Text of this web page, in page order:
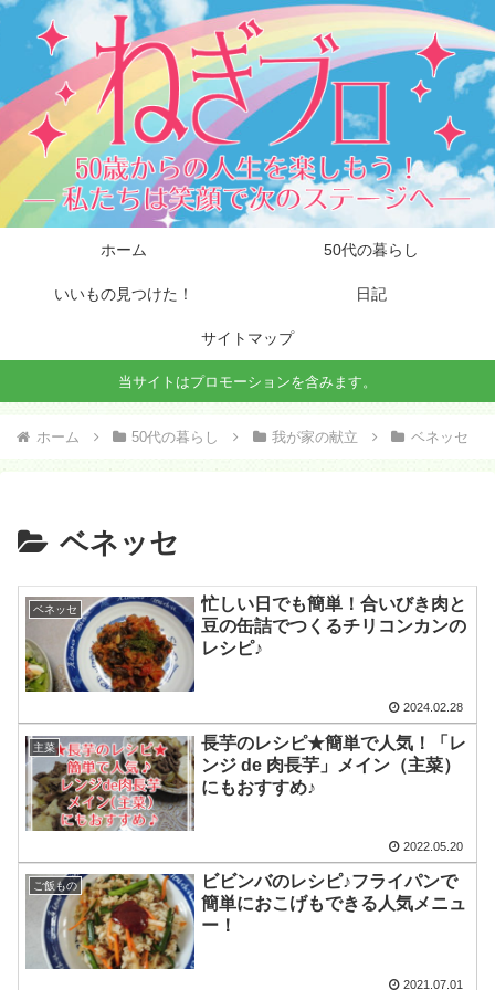
ホーム 50代の暮らし
いいもの見つけた！ 日記
サイトマップ
当サイトはプロモーションを含みます。
ホーム 50代の暮らし 我が家の献立 ベネッセ
ベネッセ
ベネッセ
忙しい日でも簡単！合いびき肉と
豆の缶詰でつくるチリコンカンの
レシピ♪
2024.02.28
主菜
長芋のレシピ★簡単で人気！「レ
ンジ de 肉長芋」メイン（主菜）
にもおすすめ♪
2022.05.20
ご飯もの
ビビンバのレシピ♪フライパンで
簡単におこげもできる人気メニュ
ー！
2021.07.01